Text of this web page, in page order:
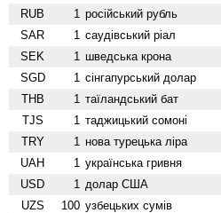
RUB 1 російський рубль
SAR 1 саудівський ріал
SEK 1 шведська крона
SGD 1 сінгапурський долар
THB 1 таїландський бат
TJS 1 таджицький сомоні
TRY 1 нова турецька ліра
UAH 1 українська гривня
USD 1 долар США
UZS 100 узбецьких сумів